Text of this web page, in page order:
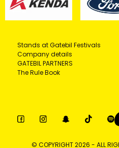
Stands at Gatebil Festivals
Company details
GATEBIL PARTNERS
The Rule Book
© COPYRIGHT 2026 - ALL